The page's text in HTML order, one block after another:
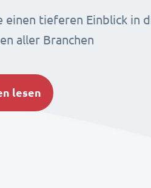
einen tieferen Einblick in
aller Branchen
lesen